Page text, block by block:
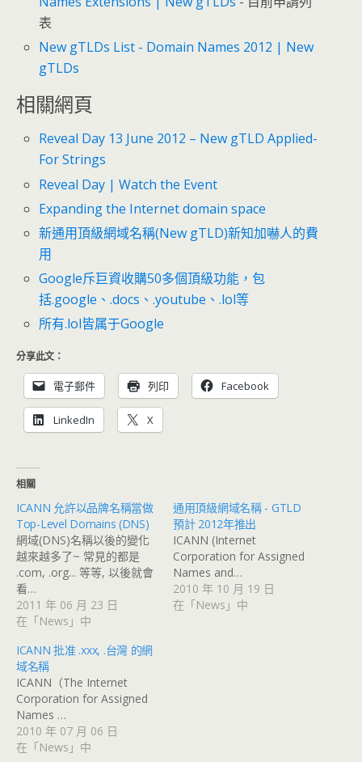
表
New gTLDs List - Domain Names 2012 | New
gTLDs
相關網頁
Reveal Day 13 June 2012 – New gTLD Applied-
For Strings
Reveal Day | Watch the Event
Expanding the Internet domain space
新通用頂級網域名稱(New gTLD)新知加嚇人的費
用
Google斥巨資收購50多個頂級功能，包
括.google、.docs、.youtube、.lol等
所有.lol皆属于Google
分享此文：
電子郵件 列印 Facebook
LinkedIn X
相關
ICANN 允許以品牌名稱當做
Top-Level Domains (DNS)
網域(DNS)名稱以後的變化
越來越多了~ 常見的都是
.com, .org... 等等, 以後就會
看…
2011 年 06 月 23 日
在「News」中
通用頂級網域名稱 - GTLD
預計 2012年推出
ICANN (Internet
Corporation for Assigned
Names and…
2010 年 10 月 19 日
在「News」中
ICANN 批准 .xxx, .台灣 的網
域名稱
ICANN（The Internet
Corporation for Assigned
Names …
2010 年 07 月 06 日
在「News」中